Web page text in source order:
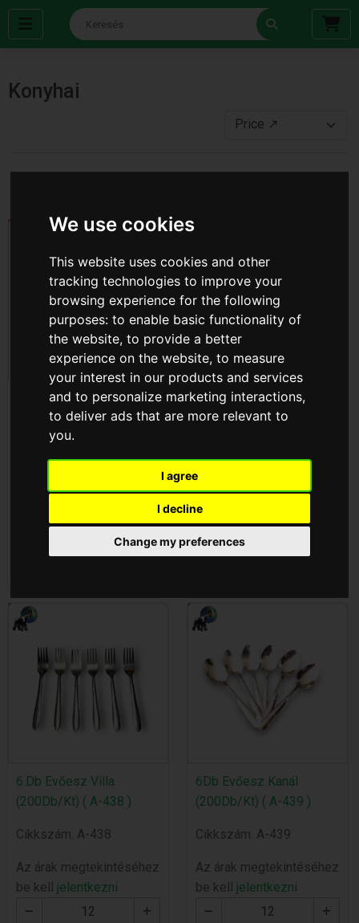
We use cookies
This website uses cookies and other
tracking technologies to improve your
browsing experience for the following
purposes:to enable basic functionality of
the website,to provide a better
experience on the website,to measure
your interest in our products and services
and to personalize marketing interactions,
to deliver ads that are more relevant to
you.
I agree
I decline
Change my preferences
Konyhai
4 Olda Reszelő Magyar (
5Db/Kt) ( M4 )
4 Oldalas Reszelő ( A-
431-1 )
Az árak megtekintéséhez
be kell
6.Db Evőesz Villa
(200Db/Kt) ( A-438 )
Cikkszám: A-438
Az árak megtekintéséhez
be kell jelentkezni
6Db Evőesz Kanál
(200Db/Kt) ( A-439 )
Cikkszám: A-439
Az árak megtekintéséhez
be kell jelentkezni